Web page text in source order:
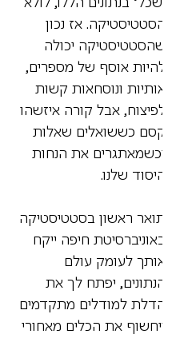
אז נכון
יכולה
אוסף של מספרים,
ונוסחאות קשות
אבל קורה איזשהו
כששואלים שאלות
את הנחות
שלנו.
ראשון בסטטיסטיקה
חיפה ייקח
לעומק עולם
יפתח לך את
למודלים מתקדמים
את הכלים מאחורי